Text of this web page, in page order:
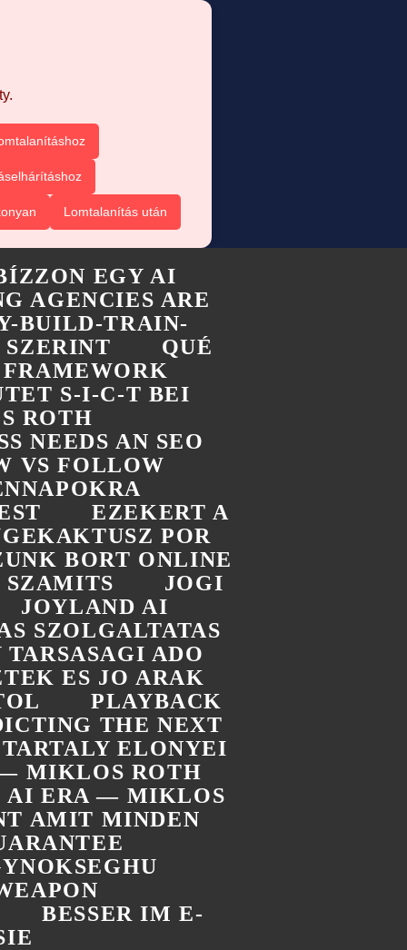
Lomtalanítás után
EGY AI
AGENCIES ARE
BUILD-TRAIN-
QUÉ
S-I-C-T BEI
ROTH
NEEDS AN SEO
VS FOLLOW
EZEKERT A
POR
BORT ONLINE
JOGI
JOYLAND AI
SZOLGALTATAS
ADO
ES JO ARAK
PLAYBACK
THE NEXT
ELONYEI
MIKLOS ROTH
AI ERA — MIKLOS
AMIT MINDEN
BESSER IM E-